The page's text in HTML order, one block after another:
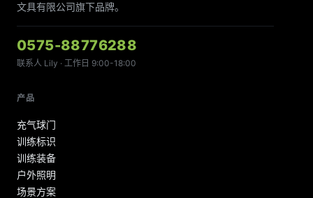
文具有限公司旗下品牌。
0575-88776288
联系人 Lily · 工作日 9:00-18:00
产品
充气球门
训练标识
训练装备
户外照明
场景方案